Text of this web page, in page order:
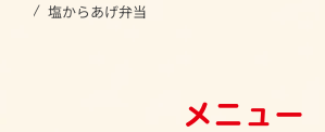
塩からあげ弁当
メニュー